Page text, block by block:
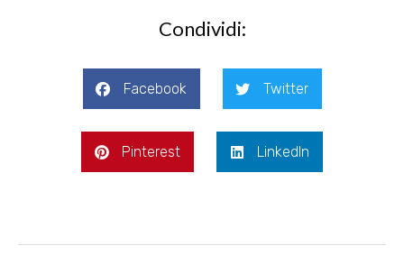
Condividi:
Facebook Twitter
Pinterest LinkedIn